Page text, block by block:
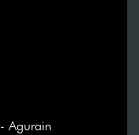
- Agurain